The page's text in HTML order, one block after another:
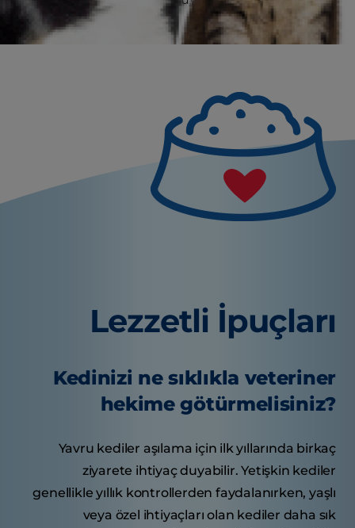
yardım edin.
Lezzetli İpuçları
Kedinizi ne sıklıkla veteriner
hekime götürmelisiniz?
Yavru kediler aşılama için ilk yıllarında birkaç
ziyarete ihtiyaç duyabilir. Yetişkin kediler
genellikle yıllık kontrollerden faydalanırken, yaşlı
veya özel ihtiyaçları olan kediler daha sık